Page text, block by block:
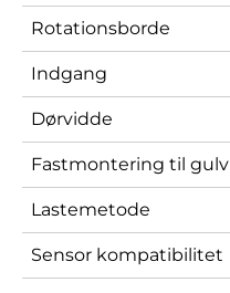
Rotationsborde
Indgang
Dørvidde
Fastmontering til gulv
Lastemetode
Sensor kompatibilitet